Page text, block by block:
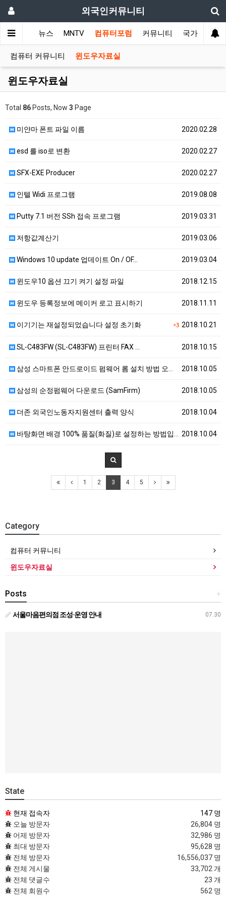
외국인커뮤니티
메인 뉴스 MNTV 컴퓨터포럼 커뮤니티 국가 커뮤니
컴퓨터 커뮤니티 윈도우자료실
윈도우자료실
Total 86 Posts, Now 3 Page
2020.02.28
미얀마 폰트 파일 이름
2020.02.27
esd 를 iso로 변환
2020.02.27
SFX-EXE Producer
2019.08.08
인텔 Widi 프로그램
2019.03.31
Putty 7.1 버전 SSh 접속 프로그램
2019.03.06
저항값계산기
2019.03.04
Windows 10 update 업데이트 On / OF…
2018.12.15
윈도우10 옵션 끄기 켜기 설정 파일
2018.11.11
윈도우 등록정보에 메이커 로고 표시하기
+32018.10.21
이기기는 재설정되었습니다 설정 초기화
2018.10.15
SL-C483FW (SL-C483FW) 프린터 FAX …
2018.10.05
삼성 스마트폰 안드로이드 펌웨어 롬 설치 방법 오딘 사…
2018.10.05
삼성의 순정펌웨어 다운로드 (SamFirm)
2018.10.04
더존 외국인노동자지원센터 출력 양식
2018.10.04
바탕화면 배경 100% 품질(화질)로 설정하는 방법입니…
1 2 3 4 5
Category
컴퓨터 커뮤니티
윈도우자료실
+
Posts
07.30
서울마음편의점 조성·운영 안내
State
현재 접속자
147 명
오늘 방문자
26,804 명
어제 방문자
32,986 명
최대 방문자
95,628 명
전체 방문자
16,556,037 명
전체 게시물
33,702 개
전체 댓글수
23 개
전체 회원수
562 명